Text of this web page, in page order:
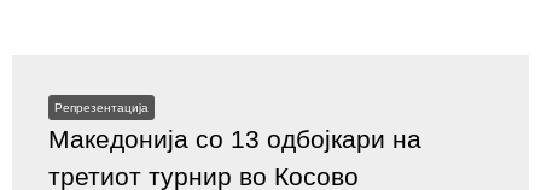
Репрезентација
Македонија со 13 одбојкари на
третиот турнир во Косово